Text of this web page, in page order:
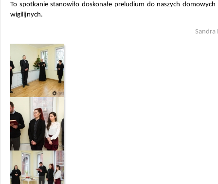
To spotkanie stanowiło doskonałe preludium do naszych domowych
wigilijnych.
Sandra